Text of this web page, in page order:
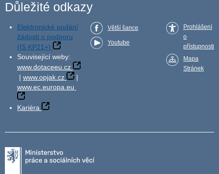
Důležité odkazy
Elektronické podání
žádosti o podporu
(IS KP21+)
Související weby:
www.dotaceeu.cz
| www.opjak.cz
|
www.ec.europa.eu
Kariéra
Větší šance
Youtube
Prohlášení
o
přístupnosti
Mapa
Stránek